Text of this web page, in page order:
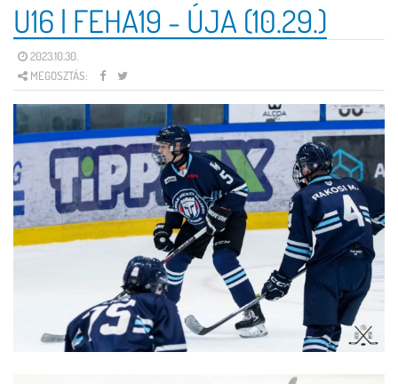
U16 | FEHA19 - ÚJA (10.29.)
2023.10.30.
MEGOSZTÁS: